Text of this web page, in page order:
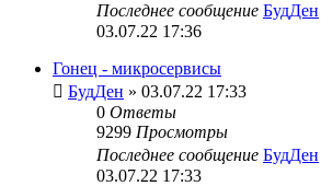
Последнее сообщение БудДен
03.07.22 17:36
Гонец - микросервисы
БудДен » 03.07.22 17:33
0 Ответы
9299 Просмотры
Последнее сообщение БудДен
03.07.22 17:33